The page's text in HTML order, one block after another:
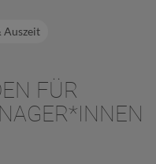
Auszeit
FÜR